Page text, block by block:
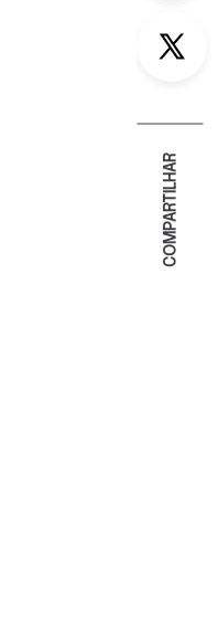
COMPARTILHAR